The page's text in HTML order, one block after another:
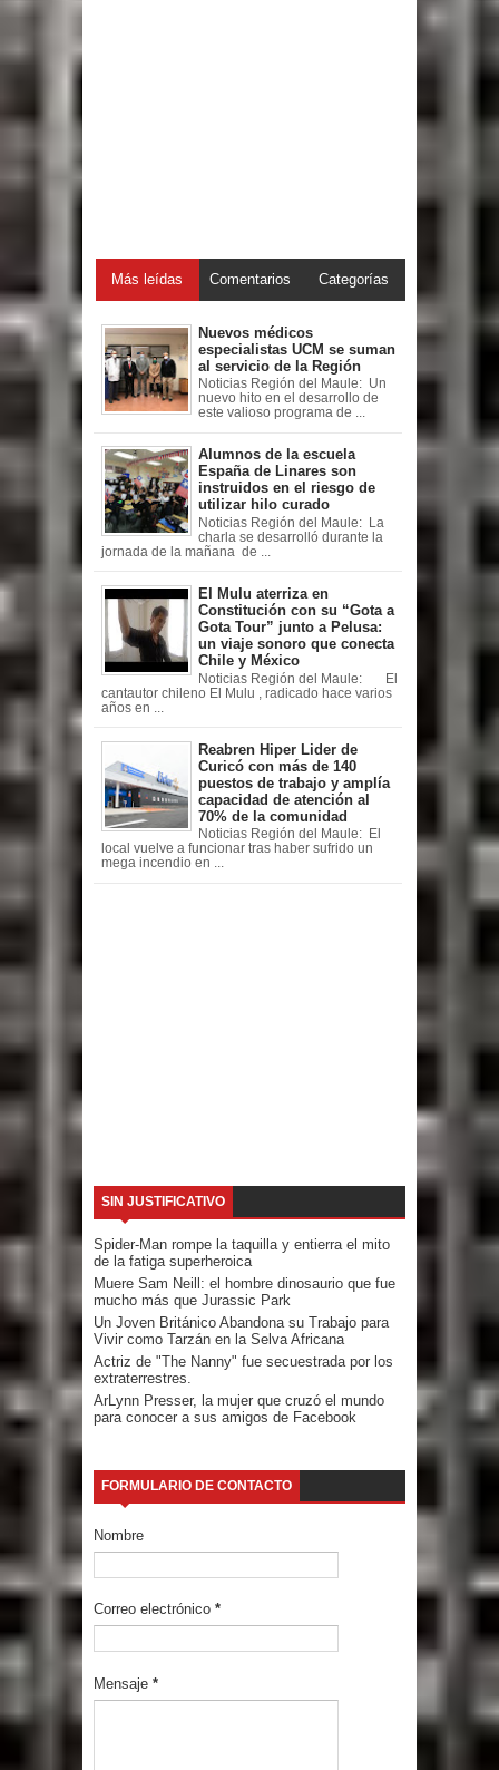
Más leídas Comentarios Categorías
Nuevos médicos
especialistas UCM se suman
al servicio de la Región
Noticias Región del Maule: Un
nuevo hito en el desarrollo de
este valioso programa de ...
Alumnos de la escuela
España de Linares son
instruidos en el riesgo de
utilizar hilo curado
Noticias Región del Maule: La
charla se desarrolló durante la
jornada de la mañana de ...
El Mulu aterriza en
Constitución con su “Gota a
Gota Tour” junto a Pelusa:
un viaje sonoro que conecta
Chile y México
Noticias Región del Maule: El
cantautor chileno El Mulu , radicado hace varios
años en ...
Reabren Hiper Lider de
Curicó con más de 140
puestos de trabajo y amplía
capacidad de atención al
70% de la comunidad
Noticias Región del Maule: El
local vuelve a funcionar tras haber sufrido un
mega incendio en ...
SIN JUSTIFICATIVO
Spider-Man rompe la taquilla y entierra el mito
de la fatiga superheroica
Muere Sam Neill: el hombre dinosaurio que fue
mucho más que Jurassic Park
Un Joven Británico Abandona su Trabajo para
Vivir como Tarzán en la Selva Africana
Actriz de "The Nanny" fue secuestrada por los
extraterrestres.
ArLynn Presser, la mujer que cruzó el mundo
para conocer a sus amigos de Facebook
FORMULARIO DE CONTACTO
Nombre
Correo electrónico *
Mensaje *